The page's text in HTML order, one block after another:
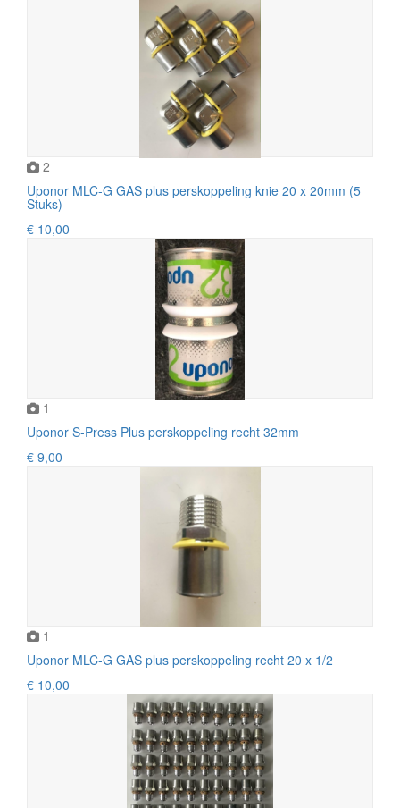
2
Uponor MLC-G GAS plus perskoppeling knie 20 x 20mm (5
Stuks)
€ 10,00
1
Uponor S-Press Plus perskoppeling recht 32mm
€ 9,00
1
Uponor MLC-G GAS plus perskoppeling recht 20 x 1/2
€ 10,00